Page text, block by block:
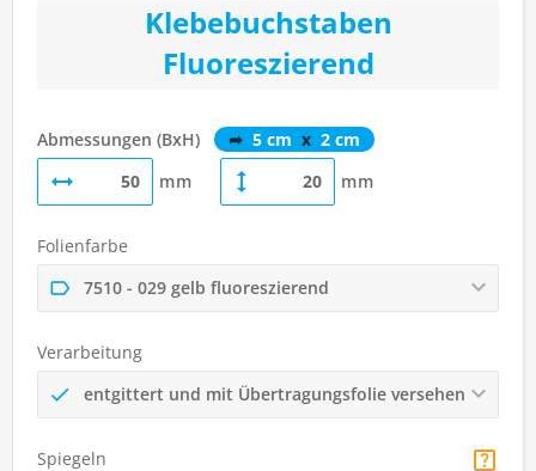
Klebebuchstaben
Fluoreszierend
Folienfarbe
7510 - 029 gelb fluoreszierend
Abmessungen (BxH) ➦ 5 cm x 2 cm
mm
mm
Verarbeitung
entgittert und mit Übertragungsfolie versehen
Spiegeln